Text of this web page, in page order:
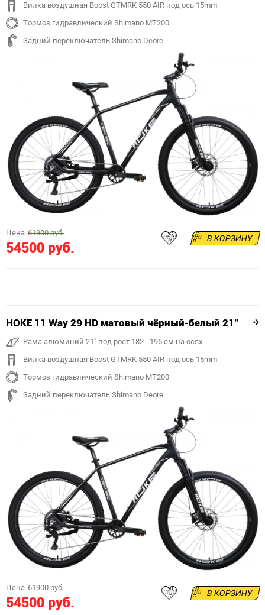
Вилка воздушная Boost GTMRK 550 AIR под ось 15mm
Тормоз гидравлический Shimano MT200
Задний переключатель Shimano Deore
Цена 61900 руб.
54500 руб.
В КОРЗИНУ
HOKE 11 Way 29 HD матовый чёрный-белый 21"
Рама алюминий 21" под рост 182 - 195 см на осях
Вилка воздушная Boost GTMRK 550 AIR под ось 15mm
Тормоз гидравлический Shimano MT200
Задний переключатель Shimano Deore
Цена 61900 руб.
54500 руб.
В КОРЗИНУ